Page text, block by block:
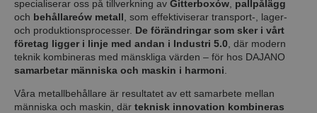
specialiserar oss på tillverkning av Gitterboxów pallpålägg
och behållareów metall , som effektiviserar transport-, lager-
och produktionsprocesser. De förändringar som sker i vårt
företag ligger i linje med andan i Industri 5.0 , där modern
teknik kombineras med mänskliga värden – för hos DAJANO
samarbetar människa och maskin i harmoni
Våra metallbehållare är resultatet av ett samarbete mellan
människa och maskin, där teknisk innovation kombineras